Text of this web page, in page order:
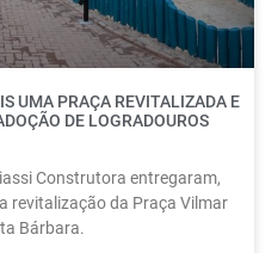
UMA PRAÇA REVITALIZADA E
DE LOGRADOUROS
Construtora entregaram,
revitalização da Praça Vilmar
Bárbara.